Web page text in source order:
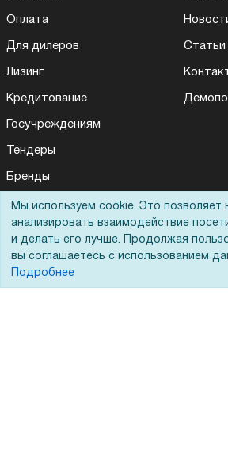
Оплата
Для дилеров
Лизинг
Кредитование
Госучреждениям
Тендеры
Бренды
ЭДО
Статьи
Помощь
Мы используем cookie. Это позволяет
анализировать взаимодействие
и делать его лучше. Продолжая
вы соглашаетесь с использованием
Подробнее